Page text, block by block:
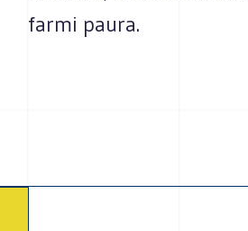
farmi paura.